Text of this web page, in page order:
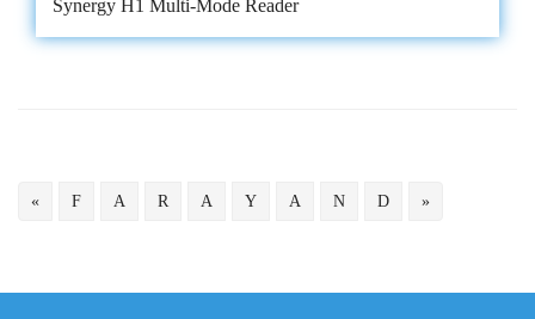
Synergy H1 Multi-Mode Reader
« F A R A Y A N D »